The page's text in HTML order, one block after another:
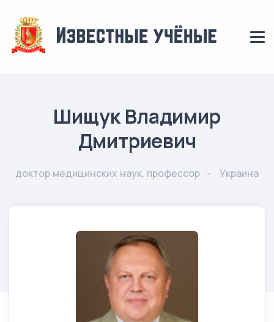
Шищук Владимир
Дмитриевич
доктор медицинских наук, профессор Украина